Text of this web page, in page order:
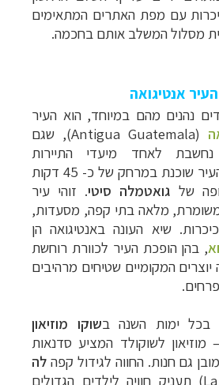
עם מפת האתרים המתאימים
מסלול המשלב אותם בחכמה.
אנטיגואה
נהנים מהם במיוחד, הוא העיר
(
Antigua Guatemala), שגם
לאחד מיעדי התיירות
הפופולריים ביותר. העיר שוכנת במרחק של כ- 45 דקות
של גואטמלה סיטי. זוהי עיר
ומשומרת, מלאה בתי קפה, מסעדות,
שיא העונה באנטיגואה הן
, בהן הופכת העיר לכוורת רוחשת
המקומיים שטיחים מרהיבים
בכל ימות השנה בשוקו מוזיאון
–מוזיאון לשוקולד המציע סדנאות
גם חנות. החווה לגידול קפה לה
) תעניק חוויה לילדים הגדולים